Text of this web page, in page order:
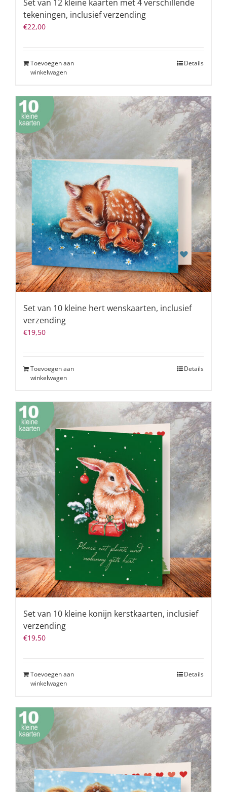
Set van 12 kleine kaarten met 4 verschillende
tekeningen, inclusief verzending
€22,00
Toevoegen aan
winkelwagen
Details
Set van 10 kleine hert wenskaarten, inclusief
verzending
€19,50
Toevoegen aan
winkelwagen
Details
Set van 10 kleine konijn kerstkaarten, inclusief
verzending
€19,50
Toevoegen aan
winkelwagen
Details